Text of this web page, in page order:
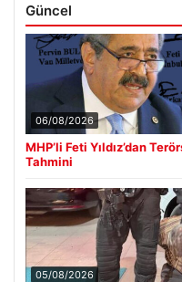
Güncel
06/08/2026
MHP’li Feti Yıldız’dan
Tahmini
05/08/2026